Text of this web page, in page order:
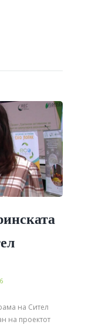
на Сител
на проектот